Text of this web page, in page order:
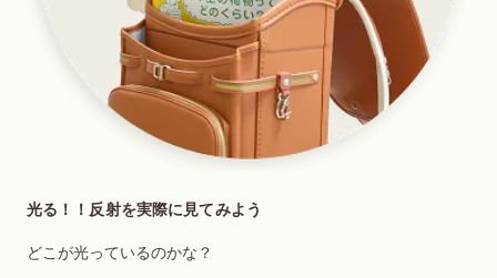
光る！！反射を実際に見てみよう
どこが光っているのかな？